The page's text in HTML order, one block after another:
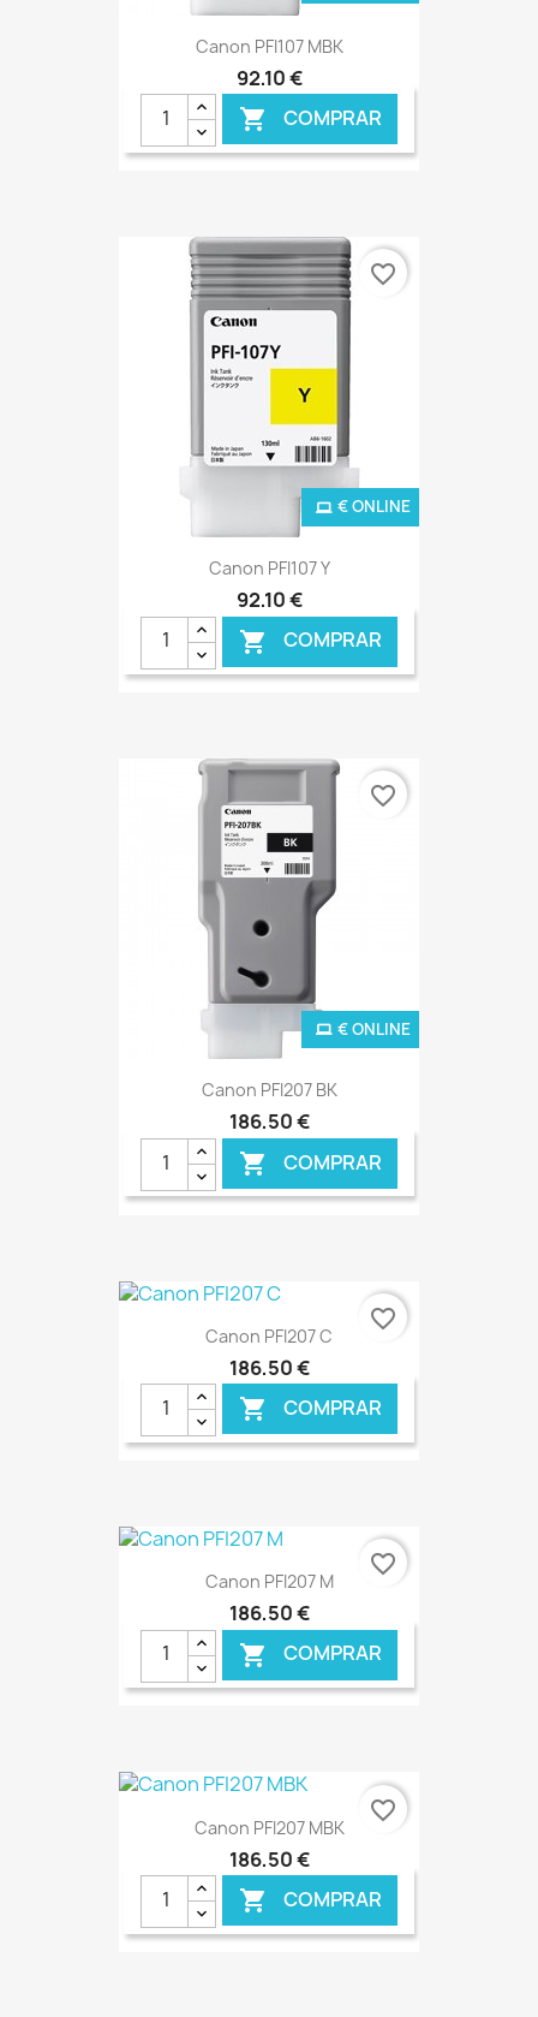
Canon PFI107 MBK
92,10 €
 COMPRAR
Canon PFI107 Y
92,10 €
 COMPRAR
€ ONLINE
favorite_border
Canon PFI207 BK
186,50 €
 COMPRAR
€ ONLINE
favorite_border
Canon PFI207 C
186,50 €
 COMPRAR
€ ONLINE
favorite_border
Canon PFI207 M
186,50 €
 COMPRAR
€ ONLINE
favorite_border
Canon PFI207 MBK
186,50 €
 COMPRAR
favorite_border